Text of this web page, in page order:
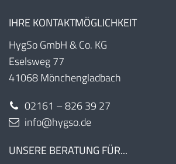
IHRE KONTAKTMÖGLICHKEIT
HygSo GmbH & Co. KG
Eselsweg 77
41068 Mönchengladbach
02161 – 826 39 27
info@hygso.de
UNSERE BERATUNG FÜR...